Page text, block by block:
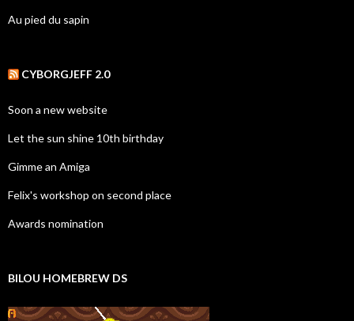
Au pied du sapin
CYBORGJEFF 2.0
Soon a new website
Let the sun shine 10th birthday
Gimme an Amiga
Felix's workshop on second place
Awards nomination
BILOU HOMEBREW DS